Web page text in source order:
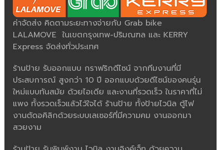
ค่าจัดส่ง คิดตามระยะทางจ่ายกับ Grab bike
LALAMOVE ในเขตกรุงเทพ-ปริมณฑล และ KERRY
Express จัดส่งทั่วประเทศ
ร้านป้าย รับออกแบบ กราฟริกดีไซน์ จากทีมงานที่มี
ประสบการณ์ สูงกว่า 10 ปี ออกแบบด้วยดีไซน์ของคนรุ่น
ใหม่แบบทันสมัย ด้วยไอเดีย และงานที่รวดเร็ว ในราคาที่ไม่
แพง ทั้งรวดเร็วแล้วไว้ใจได้ ร้านป้าย ทั้งป้ายไวนิล ตู้ไฟ
งานตัดอคิลิกด้วยระบบเลเซอร์ที่มีความคม งานออกมา
สวยงาม